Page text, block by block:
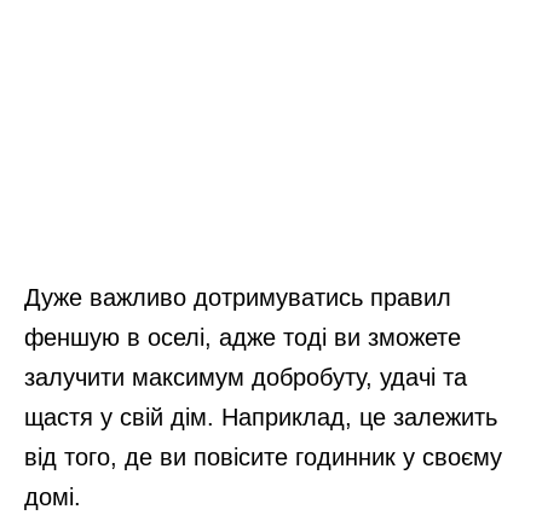
Дуже важливо дотримуватись правил
феншую в оселі, адже тоді ви зможете
залучити максимум добробуту, удачі та
щастя у свій дім. Наприклад, це залежить
від того, де ви повісите годинник у своєму
домі.